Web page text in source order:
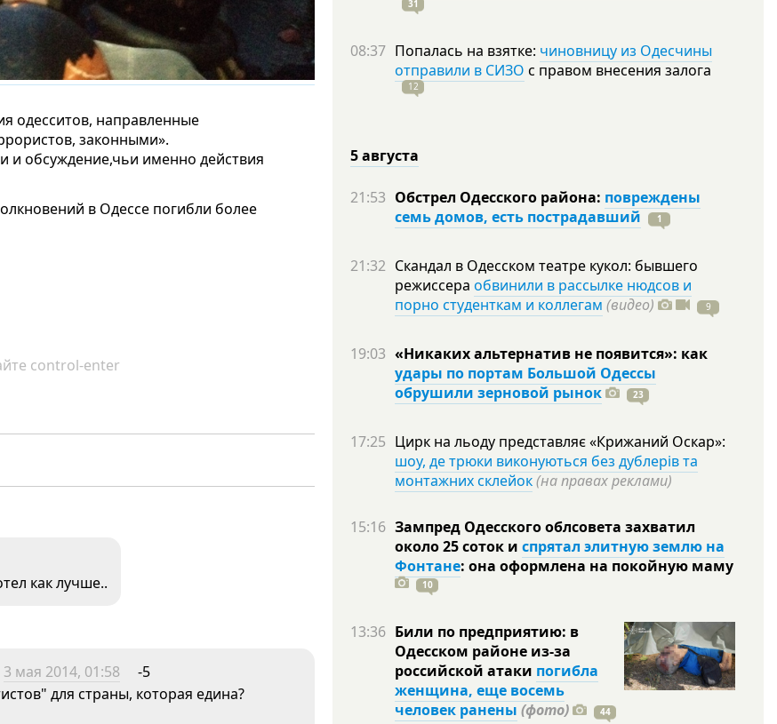
одесситов, направленные
законными».
и обсуждение,чьи именно действия
в Одессе погибли более
control-enter
как лучше..
3 мая 2014, 01:58
-5
для страны, которая едина?
31
08:37 Попалась на взятке: чиновницу из Одесчины
отправили в СИЗО с правом внесения залога
12
5 августа
21:53 Обстрел Одесского района: повреждены
семь домов, есть пострадавший
1
21:32 Скандал в Одесском театре кукол: бывшего
режиссера обвинили в рассылке нюдсов и
порно студенткам и коллегам (видео) 9
19:03 «Никаких альтернатив не появится»: как
удары по портам Большой Одессы
обрушили зерновой рынок
23
17:25 Цирк на льоду представляє «Крижаний Оскар»:
шоу, де трюки виконуються без дублерів та
монтажних склейок(на правах реклами)
15:16 Зампред Одесского облсовета захватил
около 25 соток и спрятал элитную землю на
Фонтане: она оформлена на покойную маму
10
13:36 Били по предприятию: в
Одесском районе из-за
российской атаки погибла
женщина, еще восемь
человек ранены (фото) 44